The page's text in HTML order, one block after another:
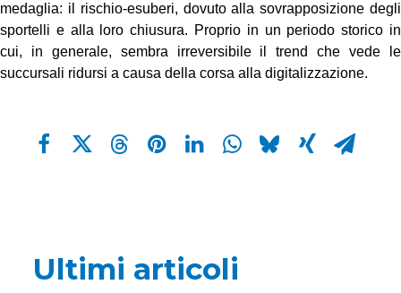
medaglia: il rischio-esuberi, dovuto alla sovrapposizione degli
sportelli e alla loro chiusura. Proprio in un periodo storico in
cui, in generale, sembra irreversibile il trend che vede le
succursali ridursi a causa della corsa alla digitalizzazione.
Ultimi articoli